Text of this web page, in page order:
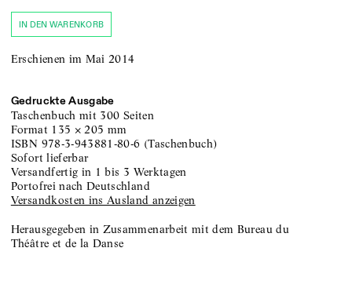
IN DEN WARENKORB
Erschienen im Mai 2014
Gedruckte Ausgabe
Taschenbuch mit 300 Seiten
Format 135 ×205 mm
ISBN 978-3-943881-80-6 (Taschenbuch)
sofort lieferbar
versandfertig in 1 bis 3 Werktagen
portofrei nach Deutschland
Versandkosten ins Ausland anzeigen
Herausgegeben in Zusammenarbeit mit dem Bureau du
Théâtre et de la Danse